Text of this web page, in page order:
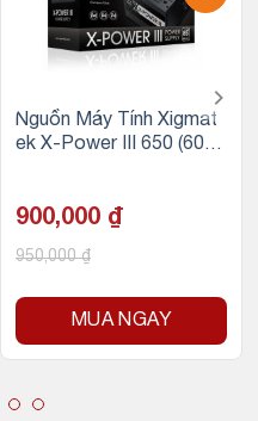
Nguồn Máy Tính Xigmat
ek X-Power III 650 (600
900,000 ₫
950,000₫
MUA NGAY